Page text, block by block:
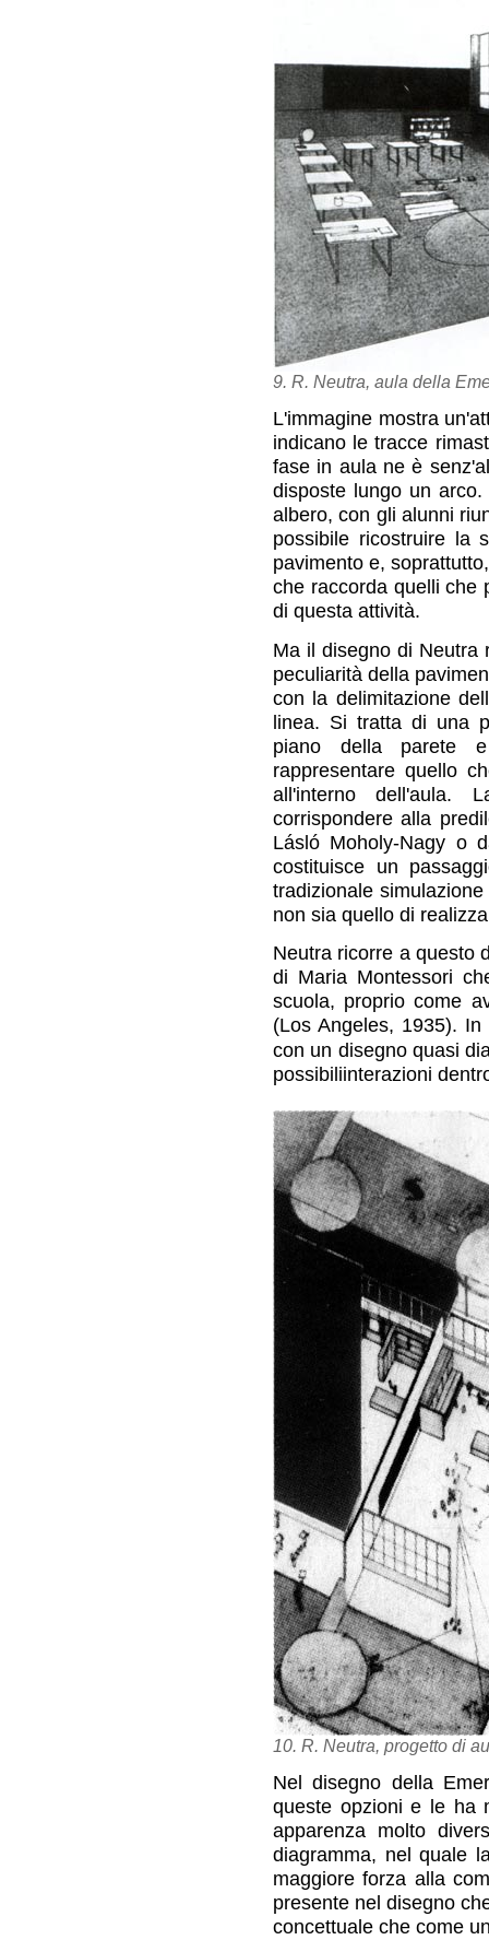
9. R. Neutra, aula della
L'immagine mostra
indicano le tracce
fase in aula ne è
disposte lungo un
albero, con gli alunni
possibile ricostruire la
pavimento e,
che raccorda quelli che
di questa attività.
Ma il disegno di Neutra
peculiarità della
con la delimitazione
linea. Si tratta di una
piano della parete
rappresentare quello
all'interno dell'aula.
corrispondere alla
Lásló Moholy-Nagy o
costituisce un
tradizionale
non sia quello di
Neutra ricorre a questo
di Maria Montessori
scuola, proprio come
(Los Angeles, 1935).
con un disegno quasi
possibiliinterazioni
10. R. Neutra, progetto di
Nel disegno della
queste opzioni e le ha
apparenza molto
diagramma, nel quale
maggiore forza alla
presente nel disegno
concettuale che come